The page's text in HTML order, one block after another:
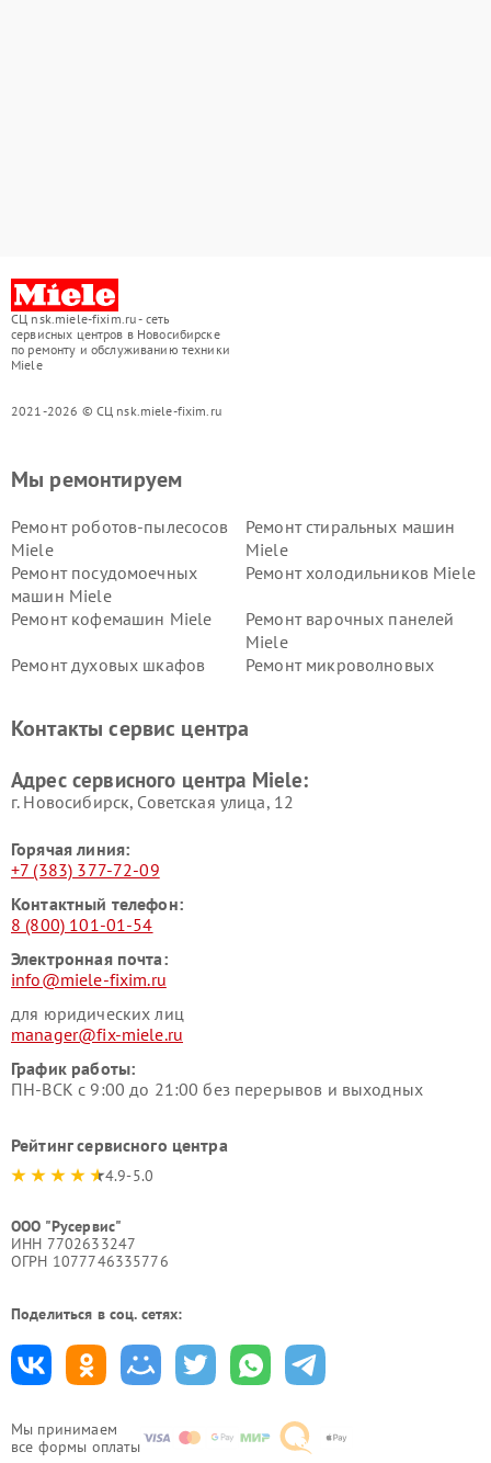
СЦ nsk.miele-fixim.ru - сеть
сервисных центров в Новосибирске
по ремонту и обслуживанию техники
Miele
2021-2026 © СЦ nsk.miele-fixim.ru
Мы принимаем
все формы оплаты
Мы ремонтируем
Ремонт роботов-пылесосов
Miele
Ремонт стиральных машин
Miele
Ремонт посудомоечных
машин Miele
Ремонт холодильников Miele
Ремонт кофемашин Miele
Ремонт варочных панелей
Miele
Ремонт духовых шкафов
Ремонт микроволновых
Miele
Miele
пылесосов Miele
Контакты сервис центра
Адрес сервисного центра Miele:
г. Новосибирск, Советская улица, 12
Горячая линия:
+7 (383) 377-72-09
Контактный телефон:
8 (800) 101-01-54
Электронная почта:
info@miele-fixim.ru
для юридических лиц
manager@fix-miele.ru
График работы:
ПН-ВСК с 9:00 до 21:00 без перерывов и выходных
Рейтинг сервисного центра
4.9-5.0
ООО "Русервис"
ИНН 7702633247
ОГРН 1077746335776
Поделиться в соц. сетях: